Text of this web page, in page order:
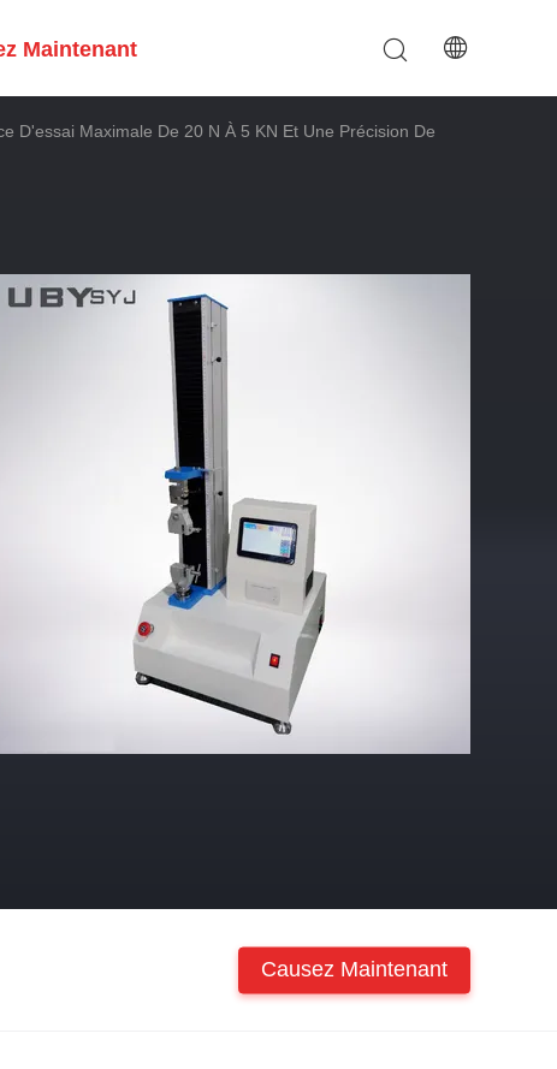
Maintenant
D'essai Maximale De 20 N À 5 KN Et Une Précision De
Causez Maintenant